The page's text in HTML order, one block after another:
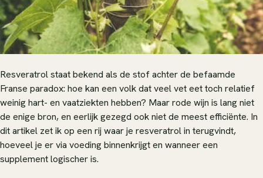
Resveratrol staat bekend als de stof achter de befaamde
Franse paradox: hoe kan een volk dat veel vet eet toch relatief
weinig hart- en vaatziekten hebben? Maar rode wijn is lang niet
de enige bron, en eerlijk gezegd ook niet de meest efficiënte. In
dit artikel zet ik op een rij waar je resveratrol in terugvindt,
hoeveel je er via voeding binnenkrijgt en wanneer een
supplement logischer is.